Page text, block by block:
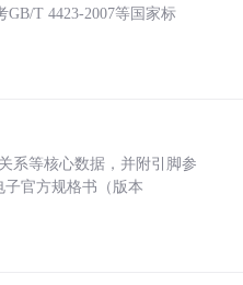
T 4423-2007等国家标
系等核心数据，并附引脚参
官方规格书（版本